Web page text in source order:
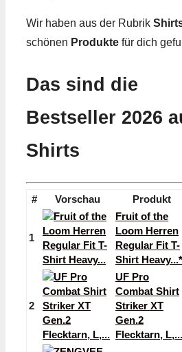
Wir haben aus der Rubrik
schönen Produkte für dich
Das sind die
Bestseller 2026
Shirts
# Vorschau Produkt
1
Fruit of the
Loom Herren
Regular Fit T-
Shirt Heavy...*
2
UF Pro
Combat Shirt
Striker XT
Gen.2
Flecktarn,